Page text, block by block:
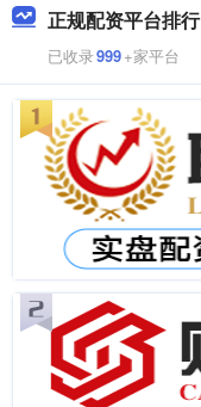
正规配资平台排行
已收录999+家平台